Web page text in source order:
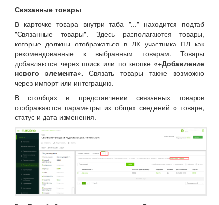
Связанные товары
В карточке товара внутри таба "..." находится подтаб
"Связанные товары". Здесь располагаются товары,
которые должны отображаться в ЛК участника ПЛ как
рекомендованные к выбранным товарам. Товары
добавляются через поиск или по кнопке «+Добавление
нового элемента». Связать товары также возможно
через импорт или интеграцию.
В столбцах в представлении связанных товаров
отображаются параметры из общих сведений о товаре,
статус и дата изменения.